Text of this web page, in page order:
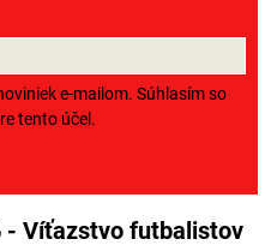
e-mailom. Súhlasím so
tento účel.
- Víťazstvo futbalistov